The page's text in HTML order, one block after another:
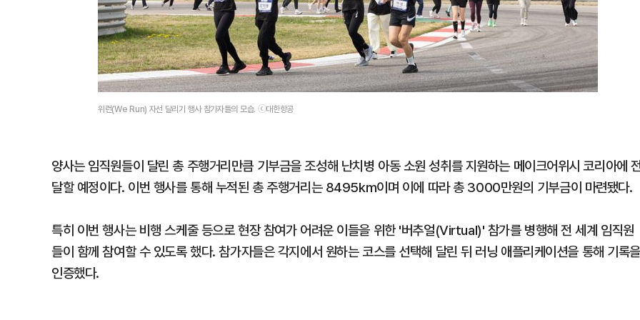
위런(We Run) 자선 달리기 행사 참가자들의 모습. ⓒ대한항공
양사는 임직원들이 달린 총 주행거리만큼 기부금을 조성해 난치병 아동 소원 성취를 지원하는 메이크어위시 코리아에
달할 예정이다. 이번 행사를 통해 누적된 총 주행거리는 8495km이며 이에 따라 총 3000만원의 기부금이 마련됐다.
특히 이번 행사는 비행 스케줄 등으로 현장 참여가 어려운 이들을 위한 '버추얼(Virtual)' 참가를 병행해 전 세계 임직원
들이 함께 참여할 수 있도록 했다. 참가자들은 각지에서 원하는 코스를 선택해 달린 뒤 러닝 애플리케이션을 통해 기록
인증했다.